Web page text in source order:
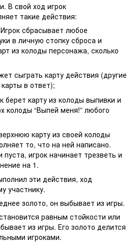
В свой ход игрок
такие действия:
Игрок сбрасывает любое
в личную стопку сброса и
из колоды персонажа, сколько
сыграть карту действия (другие
в ответ);
берет карту из колоды выпивки и
колоды “Выпей меня!” любого
карту из своей колоды
то, что на ней написано.
пуста, игрок начинает трезветь и
на 1.
эти действия, ход
участнику.
золото, он выбывает из игры.
равным стойкости или
из игры. Его золото делится
игроками.